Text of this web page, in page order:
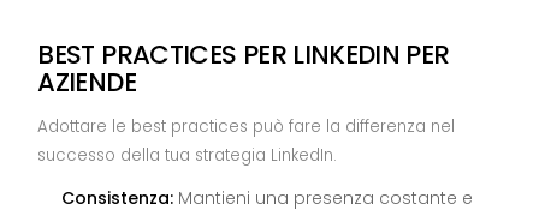
BEST PRACTICES PER LINKEDIN PER
AZIENDE
Adottare le best practices può fare la differenza nel
successo della tua strategia LinkedIn.
Consistenza:Mantieni una presenza costante e